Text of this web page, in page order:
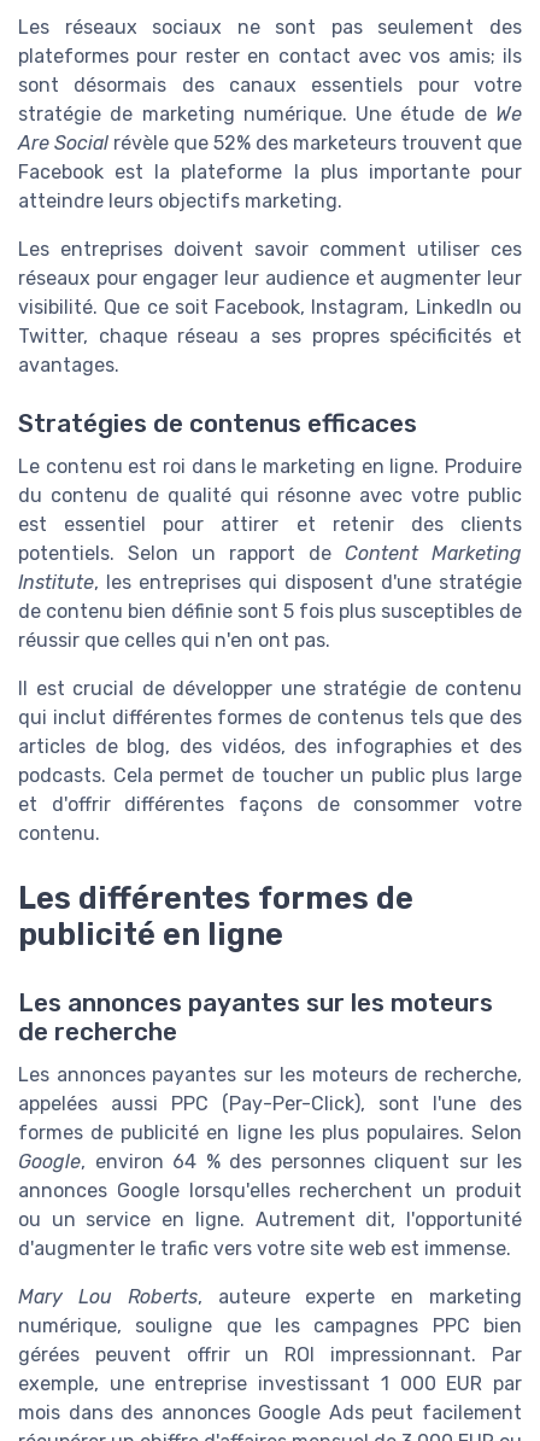
Les réseaux sociaux ne sont pas seulement des
plateformes pour rester en contact avec vos amis; ils
sont désormais des canaux essentiels pour votre
stratégie de marketing numérique. Une étude de We
Are Social révèle que 52% des marketeurs trouvent que
Facebook est la plateforme la plus importante pour
atteindre leurs objectifs marketing.
Les entreprises doivent savoir comment utiliser ces
réseaux pour engager leur audience et augmenter leur
visibilité. Que ce soit Facebook, Instagram, LinkedIn ou
Twitter, chaque réseau a ses propres spécificités et
avantages.
Stratégies de contenus efficaces
Le contenu est roi dans le marketing en ligne. Produire
du contenu de qualité qui résonne avec votre public
est essentiel pour attirer et retenir des clients
potentiels. Selon un rapport de Content Marketing
Institute, les entreprises qui disposent d'une stratégie
de contenu bien définie sont 5 fois plus susceptibles de
réussir que celles qui n'en ont pas.
Il est crucial de développer une stratégie de contenu
qui inclut différentes formes de contenus tels que des
articles de blog, des vidéos, des infographies et des
podcasts. Cela permet de toucher un public plus large
et d'offrir différentes façons de consommer votre
contenu.
Les différentes formes de
publicité en ligne
Les annonces payantes sur les moteurs
de recherche
Les annonces payantes sur les moteurs de recherche,
appelées aussi PPC (Pay-Per-Click), sont l'une des
formes de publicité en ligne les plus populaires. Selon
Google, environ 64 % des personnes cliquent sur les
annonces Google lorsqu'elles recherchent un produit
ou un service en ligne. Autrement dit, l'opportunité
d'augmenter le trafic vers votre site web est immense.
Mary Lou Roberts, auteure experte en marketing
numérique, souligne que les campagnes PPC bien
gérées peuvent offrir un ROI impressionnant. Par
exemple, une entreprise investissant 1 000 EUR par
mois dans des annonces Google Ads peut facilement